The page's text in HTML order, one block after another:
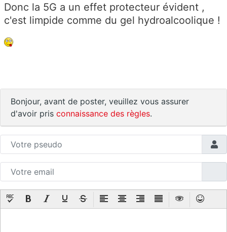
Donc la 5G a un effet protecteur évident ,
c'est limpide comme du gel hydroalcoolique !
Bonjour, avant de poster, veuillez vous assurer
d'avoir pris connaissance des règles.